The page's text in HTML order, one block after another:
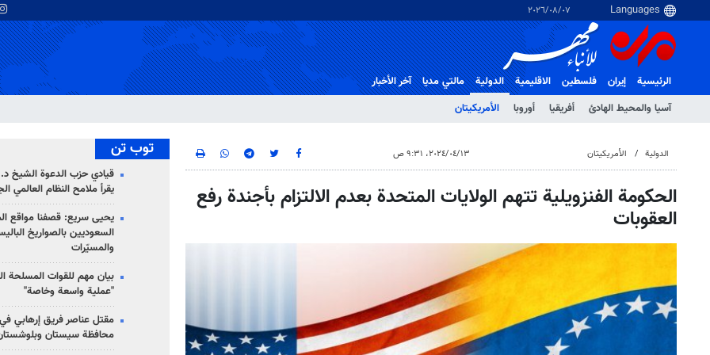
٠٧‏/٠٨‏/٢٠٢٦
الرئيسية إيران فلسطین الاقلیمیة
الدولية
آسيا والمحيط الهادئ
أفريقيا أوروبا الأمريكيتان
مالتي مدیا آخر الأخبار
الدولية الأمريكيتان ١٣‏/٠٤‏/٢٠٢٤، ٩:٣١ ص
الحكومة الفنزويلية تتهم الولايات المتحدة بعدم الالتزام بأجندة رفع
العقوبات
توب تن
قيادي حزب الدعوة الشيخ
يقرأ ملامح النظام العالمي
يحيى سريع: قصفنا مواقع
السعوديين بالصواريخ
والمسيّرات
بيان مهم للقوات المسلحة
"عملية واسعة وخاصة"
مقتل عناصر فريق إرهابي
محافظة سيستان